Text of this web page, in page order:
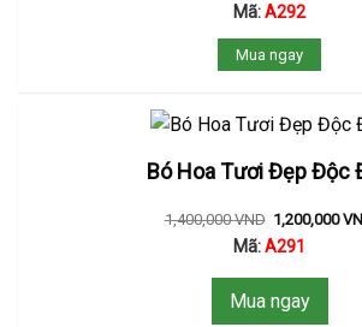
Mã:A292
Mua ngay
Bó Hoa Tươi Đẹp Độc
1,400,000VND 1,200,000
Mã:A291
Mua ngay